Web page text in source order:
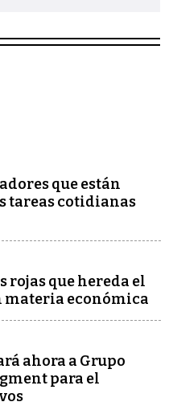
que están
tareas cotidianas
rojas que hereda el
materia económica
ahora a Grupo
para el